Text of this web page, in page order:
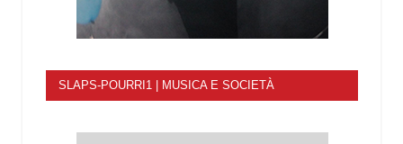
SLAPS-POURRI1 | MUSICA E SOCIETÀ